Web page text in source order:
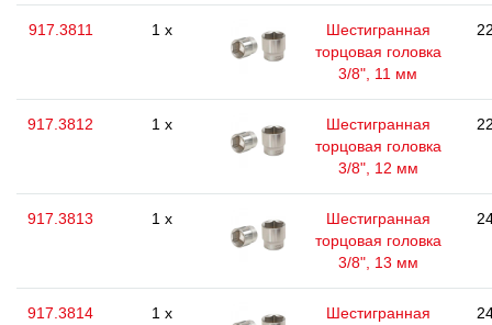
917.3811 1 x
Шестигранная
торцовая головка
3/8", 11 мм
917.3812 1 x
Шестигранная
торцовая головка
3/8", 12 мм
917.3813 1 x
Шестигранная
торцовая головка
3/8", 13 мм
917.3814 1 x Шестигранная